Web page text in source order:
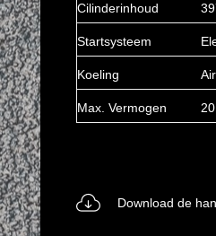
Cilinderinhoud
Startsysteem
Koeling Air
Max. Vermogen
Download de